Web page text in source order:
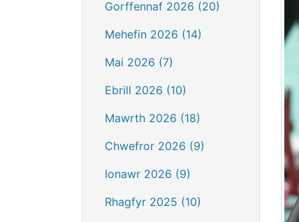
Gorffennaf 2026 (20)
Mehefin 2026 (14)
Mai 2026 (7)
Ebrill 2026 (10)
Mawrth 2026 (18)
Chwefror 2026 (9)
Ionawr 2026 (9)
Rhagfyr 2025 (10)